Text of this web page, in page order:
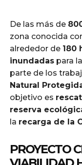
De las más de
zona conocida
alrededor de 180
inundadas para
parte de los
Natural
objetivo es
reserva
la recarga de la
PROYECTO